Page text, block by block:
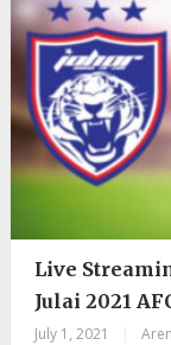
Live
Julai 2021
July 1, 2021